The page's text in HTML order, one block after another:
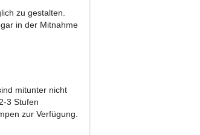
zu gestalten.
in der Mitnahme
mitunter nicht
3 Stufen
zur Verfügung.